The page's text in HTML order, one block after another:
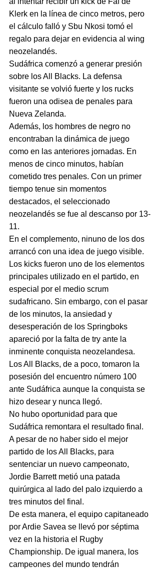
Klerk en la línea de cinco metros, pero
el cálculo falló y Sbu Nkosi tomó el
regalo para dejar en evidencia al wing
neozelandés.
Sudáfrica comenzó a generar presión
sobre los All Blacks. La defensa
visitante se volvió fuerte y los rucks
fueron una odisea de penales para
Nueva Zelanda.
Además, los hombres de negro no
encontraban la dinámica de juego
como en las anteriores jornadas. En
menos de cinco minutos, habían
cometido tres penales. Con un primer
tiempo tenue sin momentos
destacados, el seleccionado
neozelandés se fue al descanso por 13-
11.
En el complemento, ninuno de los dos
arrancó con una idea de juego visible.
Los kicks fueron uno de los elementos
principales utilizado en el partido, en
especial por el medio scrum
sudafricano. Sin embargo, con el pasar
de los minutos, la ansiedad y
desesperación de los Springboks
apareció por la falta de try ante la
inminente conquista neozelandesa.
Los All Blacks, de a poco, tomaron la
posesión del encuentro número 100
ante Sudáfrica aunque la conquista se
hizo desear y nunca llegó.
No hubo oportunidad para que
Sudáfrica remontara el resultado final.
A pesar de no haber sido el mejor
partido de los All Blacks, para
sentenciar un nuevo campeonato,
Jordie Barrett metió una patada
quirúrgica al lado del palo izquierdo a
tres minutos del final.
De esta manera, el equipo capitaneado
por Ardie Savea se llevó por séptima
vez en la historia el Rugby
Championship. De igual manera, los
campeones del mundo tendrán